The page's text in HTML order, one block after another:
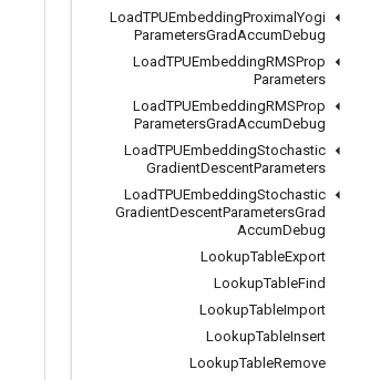
LoadTPUEmbeddingProximalYogi
ParametersGradAccumDebug
LoadTPUEmbeddingRMSProp
Parameters
LoadTPUEmbeddingRMSProp
ParametersGradAccumDebug
LoadTPUEmbeddingStochastic
GradientDescentParameters
LoadTPUEmbeddingStochastic
GradientDescentParametersGrad
AccumDebug
LookupTableExport
LookupTableFind
LookupTableImport
LookupTableInsert
LookupTableRemove